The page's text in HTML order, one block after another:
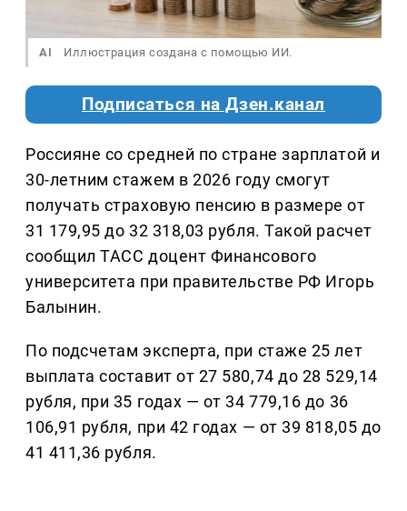
AI Иллюстрация создана с помощью ИИ.
Подписаться на Дзен.канал
Россияне со средней по стране зарплатой и
30-летним стажем в 2026 году смогут
получать страховую пенсию в размере от
31 179,95 до 32 318,03 рубля. Такой расчет
сообщил ТАСС доцент Финансового
университета при правительстве РФ Игорь
Балынин.
По подсчетам эксперта, при стаже 25 лет
выплата составит от 27 580,74 до 28 529,14
рубля, при 35 годах — от 34 779,16 до 36
106,91 рубля, при 42 годах — от 39 818,05 до
41 411,36 рубля.